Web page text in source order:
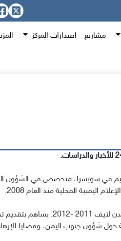
مشاريع اصدارات المركز
سويسرا، متخصص في الشؤون
اليمنية المحلية منذ العام 2008.
عمل مديرا للأخبار في قناة عدن
حول شؤون جنوب اليمن، وقضايا